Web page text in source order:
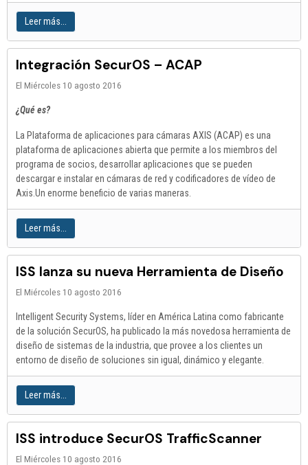
Leer más...
Integración SecurOS – ACAP
El Miércoles 10 agosto 2016
¿Qué es?
La Plataforma de aplicaciones para cámaras AXIS (ACAP) es una
plataforma de aplicaciones abierta que permite a los miembros del
programa de socios, desarrollar aplicaciones que se pueden
descargar e instalar en cámaras de red y codificadores de vídeo de
Axis.Un enorme beneficio de varias maneras.
Leer más...
ISS lanza su nueva Herramienta de Diseño
El Miércoles 10 agosto 2016
Intelligent Security Systems, líder en América Latina como fabricante
de la solución SecurOS, ha publicado la más novedosa herramienta de
diseño de sistemas de la industria, que provee a los clientes un
entorno de diseño de soluciones sin igual, dinámico y elegante.
Leer más...
ISS introduce SecurOS TrafficScanner
El Miércoles 10 agosto 2016